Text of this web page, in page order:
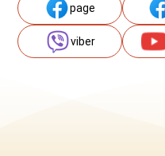
page
viber